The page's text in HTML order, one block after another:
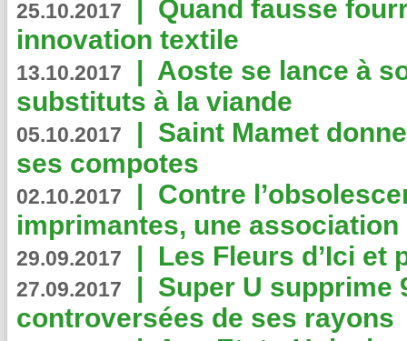
25.10.2017 | Quand fausse
innovation textile
13.10.2017 | Aoste se lance à
substituts à la viande
05.10.2017 | Saint Mamet
ses compotes
02.10.2017 | Contre
imprimantes, une
29.09.2017 | Les Fleurs d’Ici et
27.09.2017 | Super U supprime
controversées de ses rayons